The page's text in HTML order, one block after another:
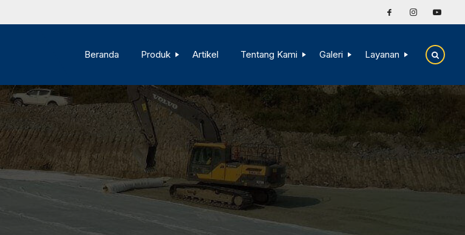
Beranda Produk Artikel Tentang Kami Galeri Layanan